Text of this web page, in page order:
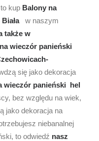
kup Balony na
w naszym
także w
wieczór panieński
się jako dekoracja
wieczór panieński hel
bez względu na wiek,
jako dekoracja na
niebanalnej
to odwiedź nasz